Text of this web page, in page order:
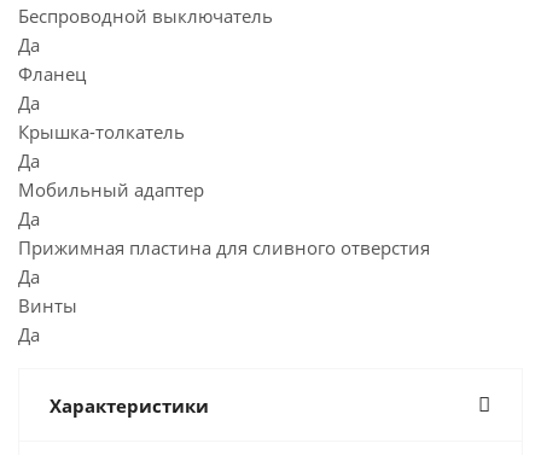
Беспроводной выключатель
Да
Фланец
Да
Крышка-толкатель
Да
Мобильный адаптер
Да
Прижимная пластина для сливного отверстия
Да
Винты
Да
Характеристики